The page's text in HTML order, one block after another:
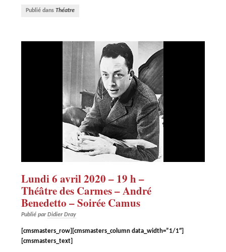
Publié dansThéatre
Lundi 6 avril 2020 – 19 h –
Théâtre des Carmes – André
Benedetto – Soirée Camus
Publié parDidier Dray
[cmsmasters_row][cmsmasters_column data_width=”1/1″]
[cmsmasters_text]